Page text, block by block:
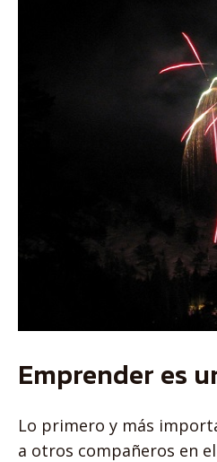
Emprender es
Lo primero y más
a otros compañeros en